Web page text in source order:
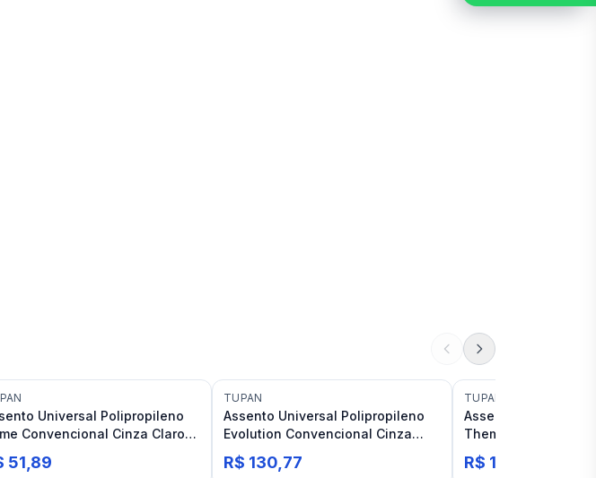
Universal Polipropileno
Convencional Cinza Claro
51,89
TUPAN
Assento Universal Polipropileno
Evolution Convencional Cinza
Tupan
R$ 130,77
TUPAN
Assento
Thema/Hawaii/Iris
Cinza Tupan
R$ 133,36